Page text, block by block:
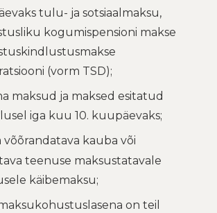
tulu- ja sotsiaalmaksu,
kogumispensioni makse
(vorm TSD);
maksud ja maksed esitatud
iga kuu 10. kuupäevaks;
võõrandatava kauba või
teenuse maksustatavale
käibemaksu;
on teil